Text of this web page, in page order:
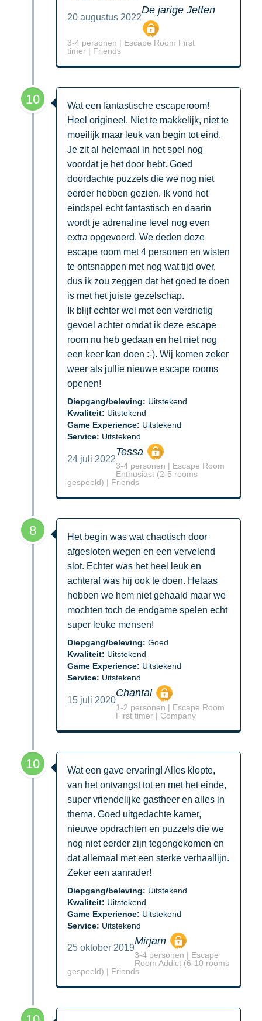
20 augustus 2022
De jarige Jetten
3-4 personen | Escape Room First
timer | Friends
10
Wat een fantastische escaperoom!
Heel origineel. Niet te makkelijk, niet te
moeilijk maar leuk van begin tot eind.
Je zit al helemaal in het spel nog
voordat je het door hebt. Goed
doordachte puzzels die we nog niet
eerder hebben gezien. Ik vond het
eindspel echt fantastisch en daarin
wordt je adrenaline level nog even
extra opgevoerd. We deden deze
escape room met 4 personen en wisten
te ontsnappen met nog wat tijd over,
dus ik zou zeggen dat het goed te doen
is met het juiste gezelschap.
Ik blijf echter wel met een verdrietig
gevoel achter omdat ik deze escape
room nu heb gedaan en het niet nog
een keer kan doen :-). Wij komen zeker
weer als jullie nieuwe escape rooms
openen!
Diepgang/beleving: Uitstekend
Kwaliteit: Uitstekend
Game Experience: Uitstekend
Service: Uitstekend
24 juli 2022
Tessa
3-4 personen | Escape Room
Enthusiast (2-5 rooms
gespeeld) | Friends
8
Het begin was wat chaotisch door
afgesloten wegen en een vervelend
slot. Echter was het heel leuk en
achteraf was hij ook te doen. Helaas
hebben we hem niet gehaald maar we
mochten toch de endgame spelen echt
super leuke mensen!
Diepgang/beleving: Goed
Kwaliteit: Uitstekend
Game Experience: Uitstekend
Service: Uitstekend
15 juli 2020
Chantal
1-2 personen | Escape Room
First timer | Company
10
Wat een gave ervaring! Alles klopte,
van het ontvangst tot en met het einde,
super vriendelijke gastheer en alles in
thema. Goed uitgedachte kamer,
nieuwe opdrachten en puzzels die we
nog niet eerder zijn tegengekomen en
dat allemaal met een sterke verhaallijn.
Zeker een aanrader!
Diepgang/beleving: Uitstekend
Kwaliteit: Uitstekend
Game Experience: Uitstekend
Service: Uitstekend
25 oktober 2019
Mirjam
3-4 personen | Escape
Room Addict (6-10 rooms
gespeeld) | Friends